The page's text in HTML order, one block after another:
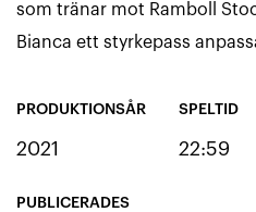
som tränar mot Ramboll
Bianca ett styrkepass
PRODUKTIONSÅR
2021
PUBLICERADES
SPELTID
22:59